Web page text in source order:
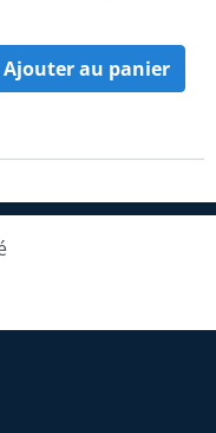
Ajouter au panier